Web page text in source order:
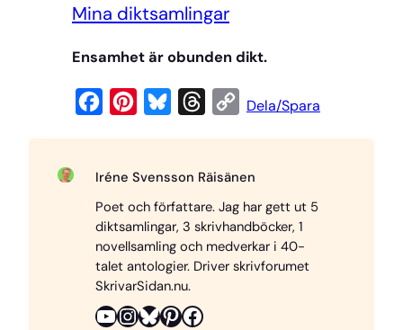
Mina diktsamlingar
Ensamhet är obunden dikt.
e
b
o
o
k
t
e
r
e
s
t
e
s
k
y
e
a
d
s
C
y
L
i
n
Dela/Spara
Iréne Svensson Räisänen
Poet och författare. Jag har gett ut 5
diktsamlingar, 3 skrivhandböcker, 1
novellsamling och medverkar i 40-
talet antologier. Driver skrivforumet
SkrivarSidan.nu.
YouTube InstagramBluesky Pinterest Facebook